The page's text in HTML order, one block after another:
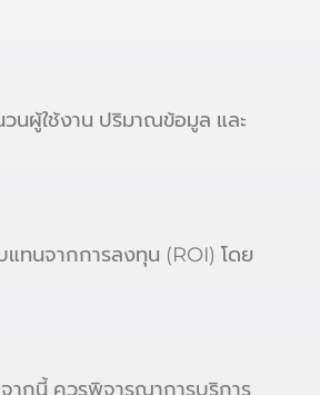
นผู้ใช้งาน ปริมาณข้อมูล และ
แทนจากการลงทุน (ROI) โดย
จากนี้ ควรพิจารณาการบริการ